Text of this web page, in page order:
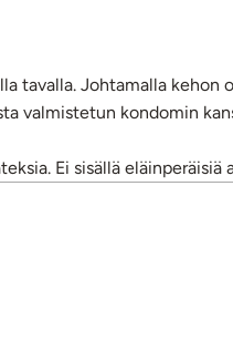
tavalla. Johtamalla kehon
valmistetun kondomin
Ei sisällä eläinperäisiä